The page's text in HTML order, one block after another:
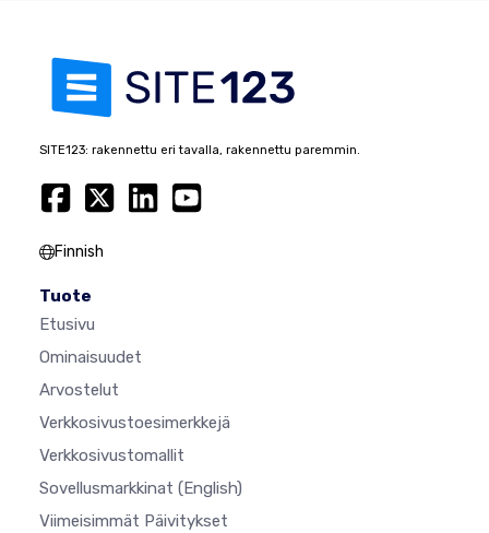
SITE123: rakennettu eri tavalla, rakennettu paremmin.
Finnish
Tuote
Etusivu
Ominaisuudet
Arvostelut
Verkkosivustoesimerkkejä
Verkkosivustomallit
Sovellusmarkkinat (English)
Viimeisimmät Päivitykset